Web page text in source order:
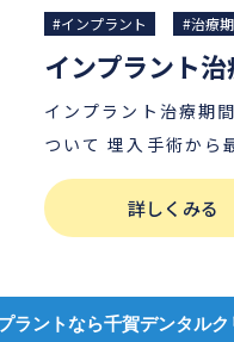
す。 記事の筆者情報 千賀 誓人 医療法人誓栄会 理事長 経 歴
外科 入職 西新井医
医院 開院 分倍河原
所属学会 日本口腔外科学会認定医 日本口腔外科学会総会 演題
発表 ストローマンイ
インプラント学会 国
#インプラント #治療
インプラント治療期間・
ついて 埋入手術から最終的な被せ物の装着までは３ヶ月～６
ヶ月程度になります。 ※症例によって治療期間は個人差
ります。実際の治療
を行ったうえで、担
お気軽にお問い合わせください。 手
詳しくみる
ラントなら千賀デンタルク